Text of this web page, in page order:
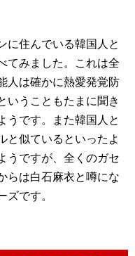
に住んでいる韓国人と
てみました。これは全
人は確かに熱愛発覚防
いうこともたまに聞き
うです。また韓国人と
と似ているといったよ
うですが、全くのガセ
らは白石麻衣と噂にな
ズです。